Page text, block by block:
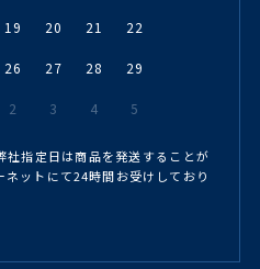
19 20 21 22
26 27 28 29
2 3 4 5
指定日は商品を発送することが
ットにて24時間お受けしており